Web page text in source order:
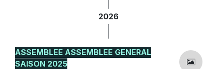
2026
ASSEMBLEE ASSEMBLEE GENERAL
SAISON 2025